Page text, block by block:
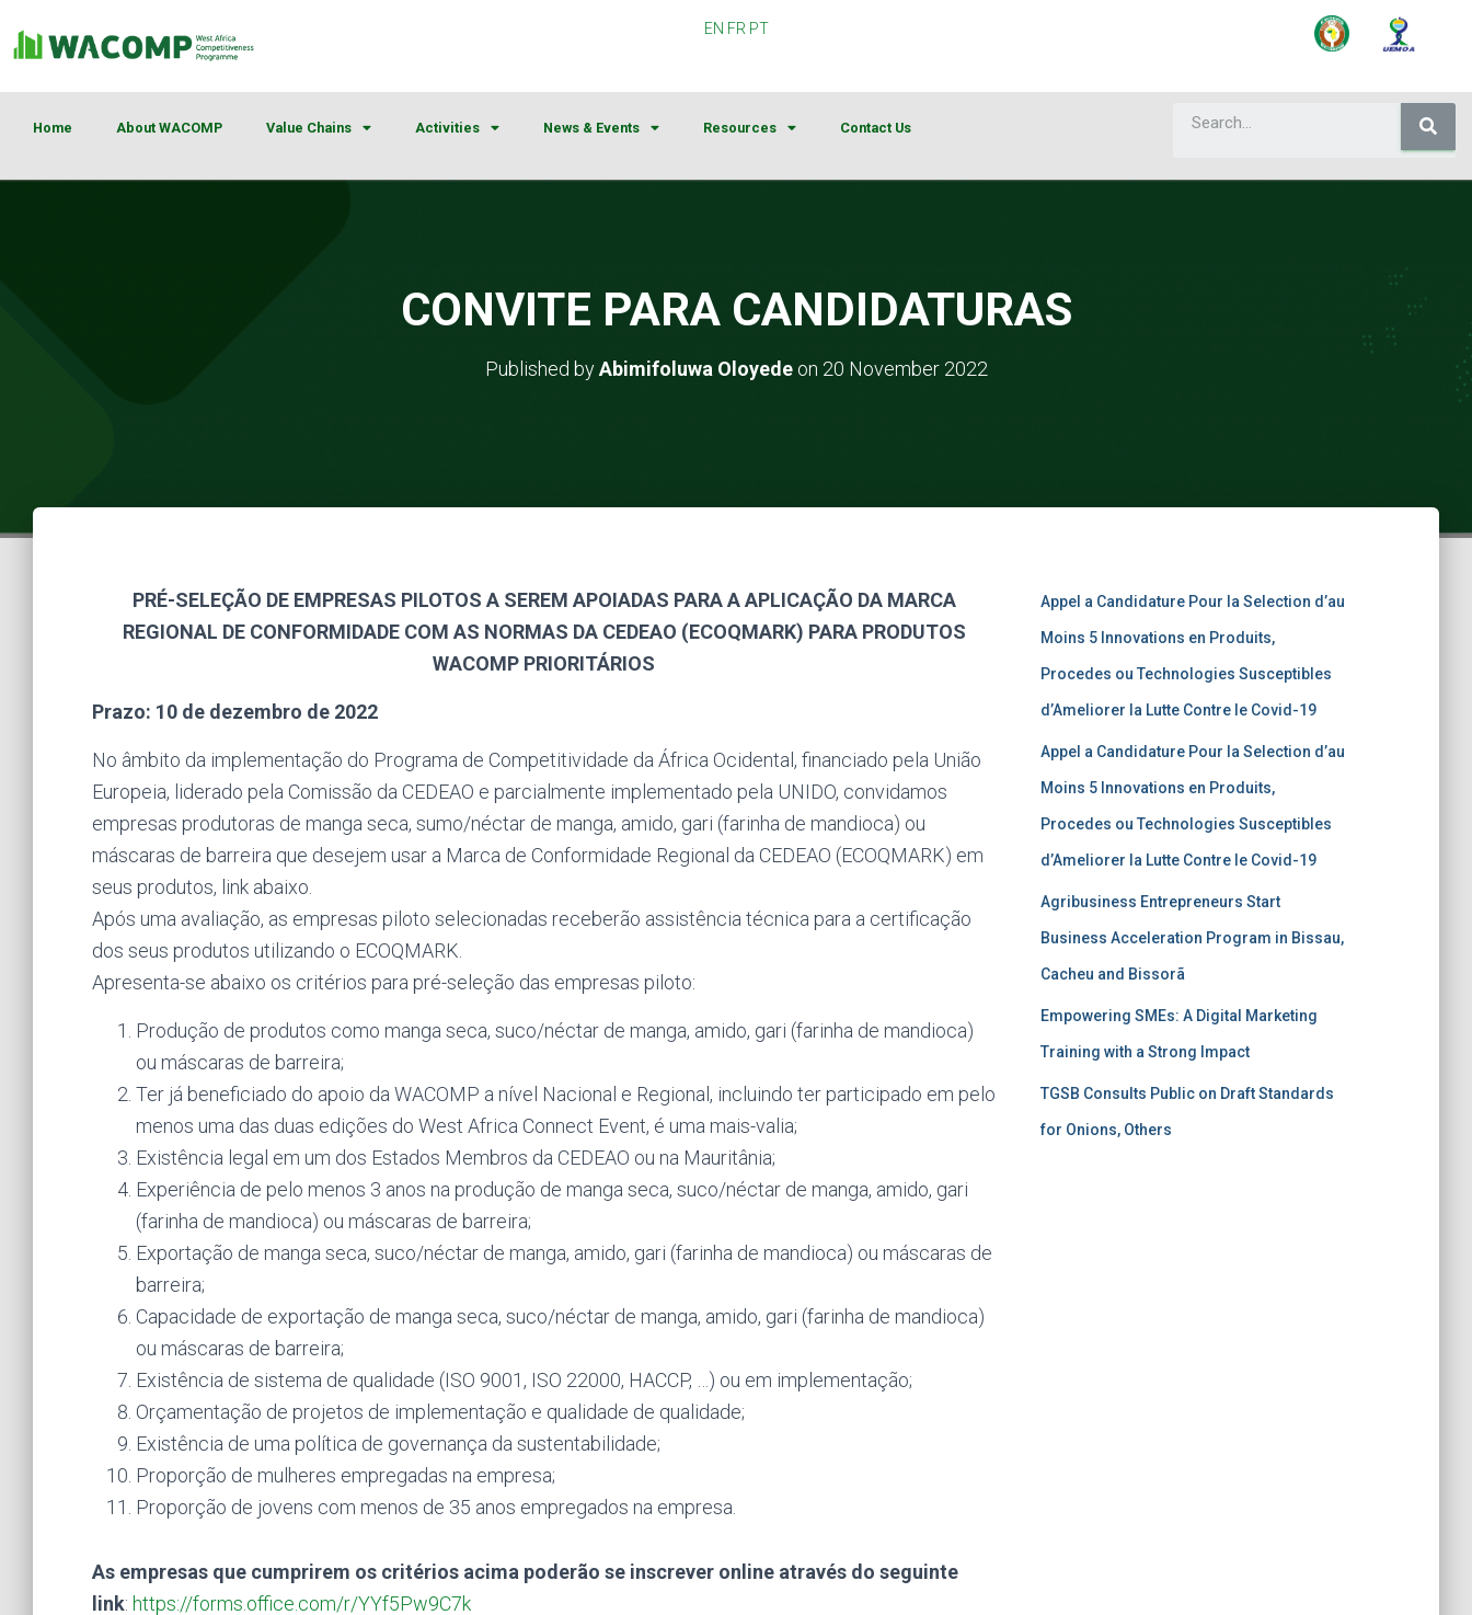
EN FR PT
Home About WACOMP Value Chains Activities News & Events Resources Contact Us
CONVITE PARA CANDIDATURAS
Published byAbimifoluwa Oloyedeon 20 November 2022
PRÉ-SELEÇÃO DE EMPRESAS PILOTOS A SEREM APOIADAS PARA A APLICAÇÃO DA MARCA
REGIONAL DE CONFORMIDADE COM AS NORMAS DA CEDEAO (ECOQMARK) PARA PRODUTOS
WACOMP PRIORITÁRIOS
Prazo: 10 de dezembro de 2022
No âmbito da implementação do Programa de Competitividade da África Ocidental, financiado pela União
Europeia, liderado pela Comissão da CEDEAO e parcialmente implementado pela UNIDO, convidamos
empresas produtoras de manga seca, sumo/néctar de manga, amido, gari (farinha de mandioca) ou
máscaras de barreira que desejem usar a Marca de Conformidade Regional da CEDEAO (ECOQMARK) em
seus produtos, link abaixo.
Após uma avaliação, as empresas piloto selecionadas receberão assistência técnica para a certificação
dos seus produtos utilizando o ECOQMARK.
Apresenta-se abaixo os critérios para pré-seleção das empresas piloto:
Produção de produtos como manga seca, suco/néctar de manga, amido, gari (farinha de mandioca)
ou máscaras de barreira;
Ter já beneficiado do apoio da WACOMP a nível Nacional e Regional, incluindo ter participado em pelo
menos uma das duas edições do West Africa Connect Event, é uma mais-valia;
Existência legal em um dos Estados Membros da CEDEAO ou na Mauritânia;
Experiência de pelo menos 3 anos na produção de manga seca, suco/néctar de manga, amido, gari
(farinha de mandioca) ou máscaras de barreira;
Exportação de manga seca, suco/néctar de manga, amido, gari (farinha de mandioca) ou máscaras de
barreira;
Capacidade de exportação de manga seca, suco/néctar de manga, amido, gari (farinha de mandioca)
ou máscaras de barreira;
Existência de sistema de qualidade (ISO 9001, ISO 22000, HACCP, …) ou em implementação;
Orçamentação de projetos de implementação e qualidade de qualidade;
Existência de uma política de governança da sustentabilidade;
Proporção de mulheres empregadas na empresa;
Proporção de jovens com menos de 35 anos empregados na empresa.
As empresas que cumprirem os critérios acima poderão se inscrever online através do seguinte
link: https://forms.office.com/r/YYf5Pw9C7k
Appel a Candidature Pour la Selection d’au
Moins 5 Innovations en Produits,
Procedes ou Technologies Susceptibles
d’Ameliorer la Lutte Contre le Covid-19
Appel a Candidature Pour la Selection d’au
Moins 5 Innovations en Produits,
Procedes ou Technologies Susceptibles
d’Ameliorer la Lutte Contre le Covid-19
Agribusiness Entrepreneurs Start
Business Acceleration Program in Bissau,
Cacheu and Bissorã
Empowering SMEs: A Digital Marketing
Training with a Strong Impact
TGSB Consults Public on Draft Standards
for Onions, Others